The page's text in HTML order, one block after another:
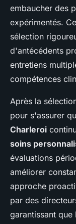
embaucher des
expérimentés.
sélection
d'antécédents
entretiens
compétences
Après la
pour s'assurer
Charleroi
soins
évaluations
améliorer
approche
par des
garantissant